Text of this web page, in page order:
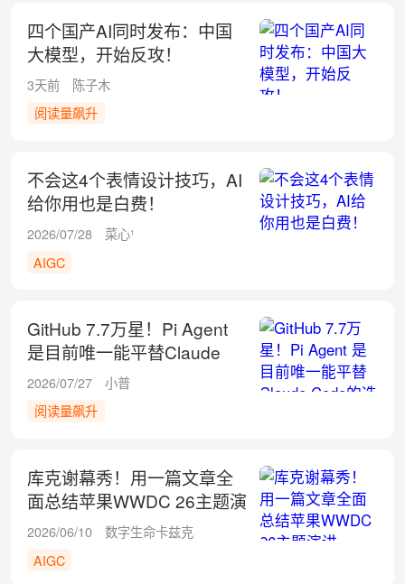
四个国产AI同时发布：中国
大模型，开始反攻！
3天前
陈子木
阅读量飙升
不会这4个表情设计技巧，AI
给你用也是白费！
2026/07/28
菜心¹
AIGC
GitHub 7.7万星！Pi Agent
是目前唯一能平替Claude
Code的选择
2026/07/27
小普
阅读量飙升
库克谢幕秀！用一篇文章全
面总结苹果WWDC 26主题演
讲
2026/06/10
数字生命卡兹克
AIGC